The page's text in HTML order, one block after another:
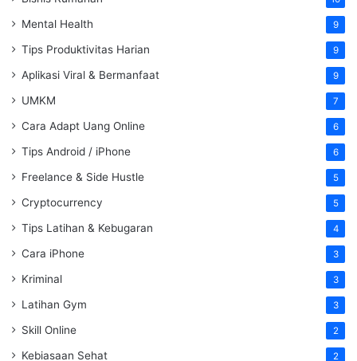
Mental Health 9
Tips Produktivitas Harian 9
Aplikasi Viral & Bermanfaat 9
UMKM 7
Cara Adapt Uang Online 6
Tips Android / iPhone 6
Freelance & Side Hustle 5
Cryptocurrency 5
Tips Latihan & Kebugaran 4
Cara iPhone 3
Kriminal 3
Latihan Gym 3
Skill Online 2
Kebiasaan Sehat 2